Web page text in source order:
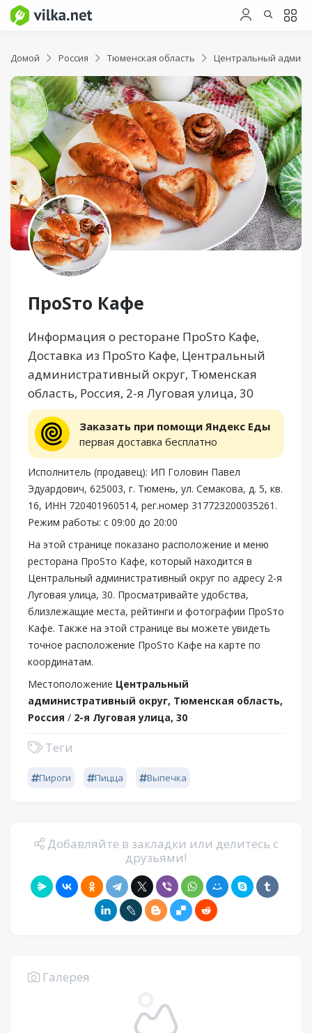
Домой Россия Тюменская область Центральный
ПроSто Кафе
Информация о ресторане ПроSто Кафе,
Доставка из ПроSто Кафе, Центральный
административный округ, Тюменская
область, Россия, 2-я Луговая улица, 30
Заказать при помощи Яндекс Еды
первая доставка бесплатно
Исполнитель (продавец): ИП Головин Павел
Эдуардович, 625003, г. Тюмень, ул. Семакова, д. 5, кв.
16, ИНН 720401960514, рег.номер 317723200035261.
Режим работы: с 09:00 до 20:00
На этой странице показано расположение и меню
ресторана ПроSто Кафе, который находится в
Центральный административный округ по адресу 2-я
Луговая улица, 30. Просматривайте удобства,
близлежащие места, рейтинги и фотографии ПроSто
Кафе. Также на этой странице вы можете увидеть
точное расположение ПроSто Кафе на карте по
координатам.
Местоположение Центральный
административный округ, Тюменская область,
Россия / 2-я Луговая улица, 30
Теги
Пироги Пицца Выпечка
Добавляйте в закладки или делитесь с
друзьями!
Галерея